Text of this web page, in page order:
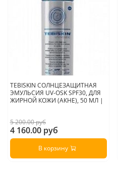
TEBISKIN СОЛНЦЕЗАЩИТНАЯ
ЭМУЛЬСИЯ UV-OSK SPF30, ДЛЯ
ЖИРНОЙ КОЖИ (АКНЕ), 50 МЛ |
5 200.00 руб
4 160.00 руб
В корзину